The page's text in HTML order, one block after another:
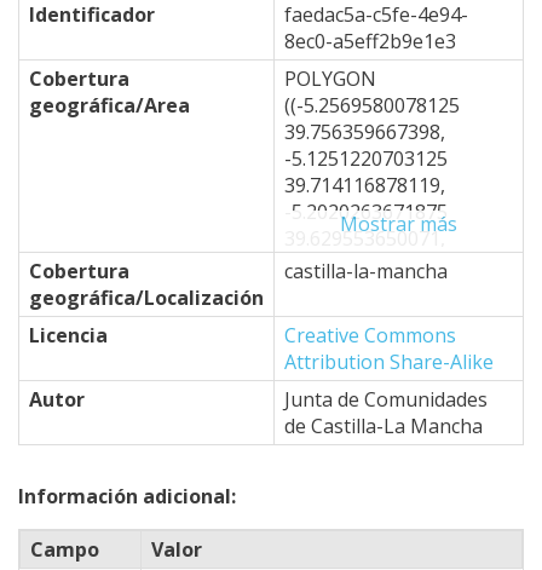
Identificador
faedac5a-c5fe-4e94-
8ec0-a5eff2b9e1e3
Cobertura
geográfica/Area
POLYGON
((-5.2569580078125
39.756359667398,
-5.1251220703125
39.714116878119,
-5.2020263671875
39.629553650071,
-4.8724365234375
-4.6746826171875
39.50251479253,
-4.7076416015625
39.264753301887,
-4.6966552734375
39.196672742478,
-4.8834228515625
Mostrar más
Cobertura
geográfica/Localización
castilla-la-mancha
Licencia
Creative Commons
Attribution Share-Alike
Autor
Junta de Comunidades
de Castilla-La Mancha
Información adicional:
Campo
Valor